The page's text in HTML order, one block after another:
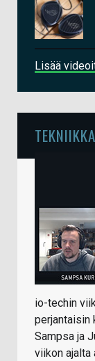
Lisää
io-techin
perjantaisin
Sampsa ja
viikon ajalta